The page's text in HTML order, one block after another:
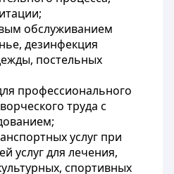
обслуживанием
дезинфекция
постельных
профессионального
труда с
услуг при
услуг для лечения,
спортивных